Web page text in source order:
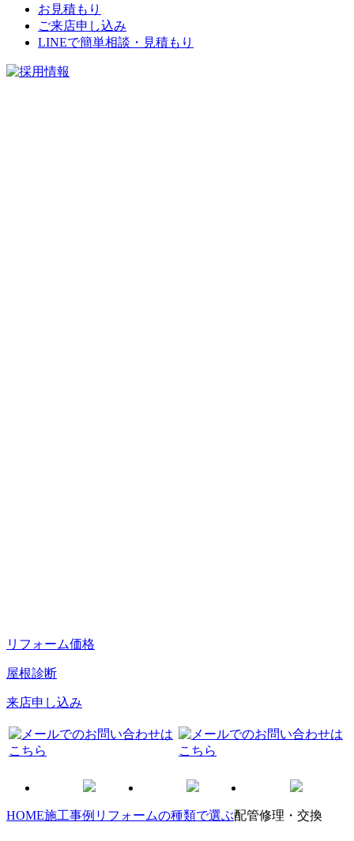
お見積もり
ご来店申し込み
LINEで簡単相談・見積もり
リフォーム価格
屋根診断
来店申し込み
HOME施工事例 リフォームの種類で選ぶ配管修理・交換